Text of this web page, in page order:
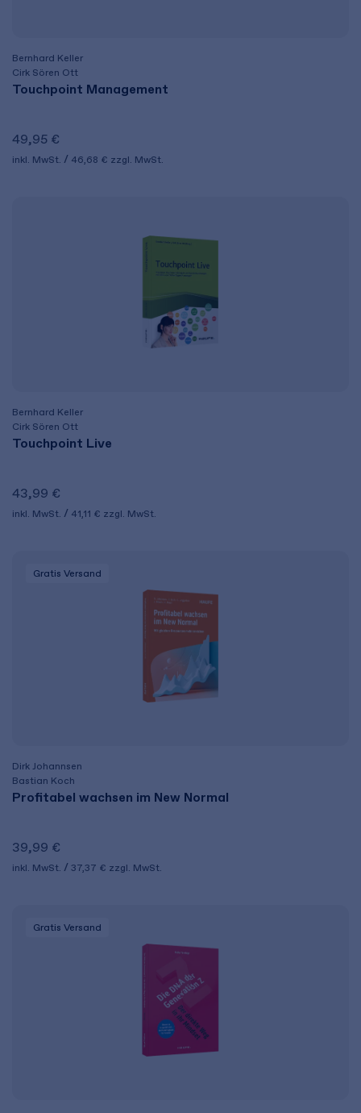
Bernhard Keller
Cirk Sören Ott
Touchpoint Management
49,95 €
inkl. MwSt. 46,68 € zzgl. MwSt.
Bernhard Keller
Cirk Sören Ott
Touchpoint Live
43,99 €
inkl. MwSt. 41,11 € zzgl. MwSt.
Gratis Versand
Dirk Johannsen
Bastian Koch
Profitabel wachsen im New Normal
39,99 €
inkl. MwSt. 37,37 € zzgl. MwSt.
Gratis Versand